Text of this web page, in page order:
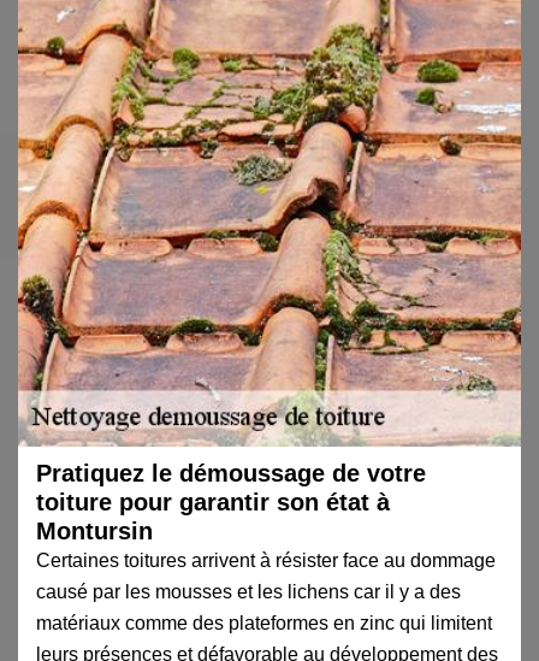
Pratiquez le démoussage de votre
toiture pour garantir son état à
Montursin
Certaines toitures arrivent à résister face au dommage
causé par les mousses et les lichens car il y a des
matériaux comme des plateformes en zinc qui limitent
leurs présences et défavorable au développement des